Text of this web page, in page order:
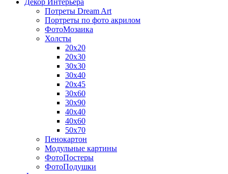
Потреты Dream Art
Портреты по фото акрилом
ФотоМозаика
Холсты
20х20
20х30
30х30
30х40
20х45
30х60
30х90
40х40
40х60
50х70
Пенокартон
Модульные картины
ФотоПостеры
ФотоПодушки